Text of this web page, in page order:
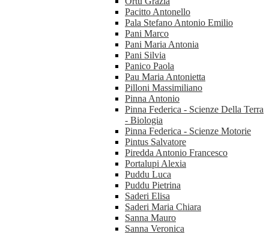
Pacitto Antonello
Pala Stefano Antonio Emilio
Pani Marco
Pani Maria Antonia
Pani Silvia
Panico Paola
Pau Maria Antonietta
Pilloni Massimiliano
Pinna Antonio
Pinna Federica - Scienze Della Terra
- Biologia
Pinna Federica - Scienze Motorie
Pintus Salvatore
Piredda Antonio Francesco
Portalupi Alexia
Puddu Luca
Puddu Pietrina
Saderi Elisa
Saderi Maria Chiara
Sanna Mauro
Sanna Veronica